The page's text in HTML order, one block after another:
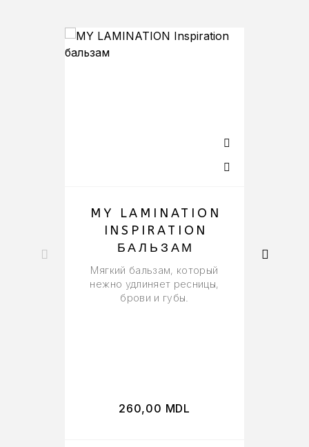
MY LAMINATION
INSPIRATION
БАЛЬЗАМ
Мягкий бальзам, который
нежно удлиняет ресницы,
брови и губы.
260,00 MDL